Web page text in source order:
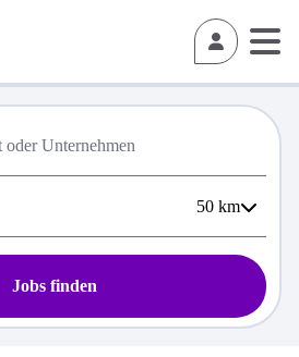
50 km
Jobs finden